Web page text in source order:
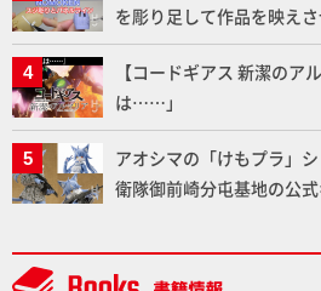
を彫り足して作品を映え
いプラモデルの基礎：ス
【コードギアス 新潔のア
は……」
アオシマの「けもプラ」
衛隊御前崎分屯基地の公
通常版の2ラインで発売！